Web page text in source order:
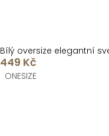
Bílý oversize elegantní
449 Kč
ONESIZE